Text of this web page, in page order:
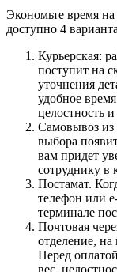
Экономьте время
доступно 4
Курьерская:
поступит на
уточнения
удобное
целостность
Самовывоз из
выбора
вам придет
сотруднику в
Постамат.
телефон или
терминале
Почтовая
отделение,
Перед